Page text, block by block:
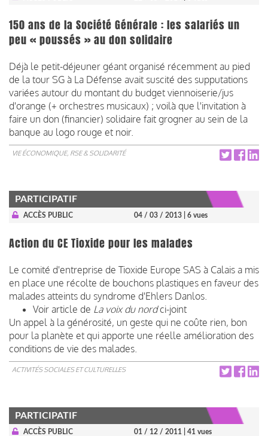
150 ans de la Société Générale : les salariés un
peu « poussés » au don solidaire
Déjà le petit-déjeuner géant organisé récemment au pied
de la tour SG à La Défense avait suscité des supputations
variées autour du montant du budget viennoiserie/jus
d'orange (+ orchestres musicaux) ; voilà que l'invitation à
faire un don (financier) solidaire fait grogner au sein de la
banque au logo rouge et noir.
VIE ÉCONOMIQUE, RSE & SOLIDARITÉ
PARTICIPATIF
ACCÈS PUBLIC 04 / 03 / 2013 | 6 vues
Action du CE Tioxide pour les malades
Le comité d'entreprise de Tioxide Europe SAS à Calais a mis
en place une récolte de bouchons plastiques en faveur des
malades atteints du syndrome d'Ehlers Danlos.
Voir article de La voix du nordci-joint
Un appel à la générosité, un geste qui ne coûte rien, bon
pour la planète et qui apporte une réelle amélioration des
conditions de vie des malades.
ACTIVITÉS SOCIALES ET CULTURELLES
PARTICIPATIF
ACCÈS PUBLIC 01 / 12 / 2011 | 41 vues